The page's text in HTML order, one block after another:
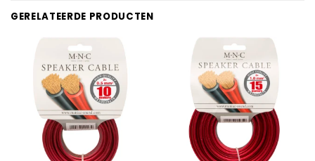
GERELATEERDE PRODUCTEN